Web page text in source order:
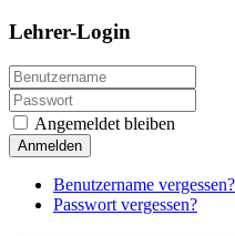
Lehrer-Login
Angemeldet bleiben
Anmelden
Benutzername vergessen?
Passwort vergessen?